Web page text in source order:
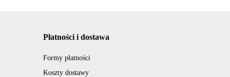
Płatności i dostawa
Formy płatności
Koszty dostawy